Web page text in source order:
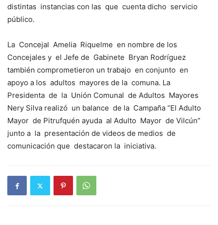
distintas instancias con las que cuenta dicho servicio
público.
La Concejal Amelia Riquelme en nombre de los
Concejales y el Jefe de Gabinete Bryan Rodríguez
también comprometieron un trabajo en conjunto en
apoyo a los adultos mayores de la comuna. La
Presidenta de la Unión Comunal de Adultos Mayores
Nery Silva realizó un balance de la Campaña “El Adulto
Mayor de Pitrufquén ayuda al Adulto Mayor de Vilcún”
junto a la presentación de videos de medios de
comunicación que destacaron la iniciativa.